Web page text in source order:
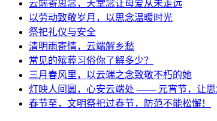
云端寄思念，天堂念让母爱从未走远
以劳动致敬岁月，以思念温暖时光
祭祀礼仪与安全
清明雨寄情，云端解乡愁
常见的殡葬习俗你了解多少？
三月春风里，以云端之念致敬不朽的她
灯映人间圆，心安云端处 —— 元宵节，让思
春节至，文明祭祀过春节，防范不能松懈！